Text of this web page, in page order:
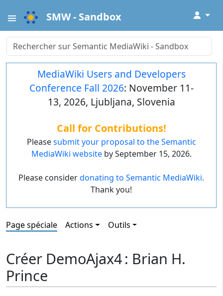
SMW - Sandbox ↓
MediaWiki Users and Developers
Conference Fall 2026: November 11-
13, 2026, Ljubljana, Slovenia
Call for Contributions!
Pleasesubmit your proposal to the Semantic
MediaWiki websiteby September 15, 2026.
Please considerdonating to Semantic MediaWiki.
Thank you!
Page spéciale Actions Outils
Créer DemoAjax4 : Brian H.
Prince